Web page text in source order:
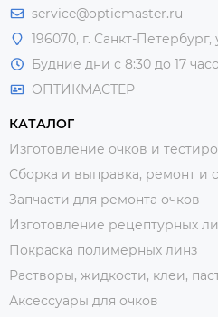
service@opticmaster.ru
196070, г. Санкт-Петербург,
Будние дни с 8:30 до 17
ОПТИКМАСТЕР
КАТАЛОГ
Изготовление очков и
Сборка и выправка, ремонт и
Запчасти для ремонта очков
Изготовление рецептурных
Покраска полимерных линз
Растворы, жидкости, клеи,
Аксессуары для очков